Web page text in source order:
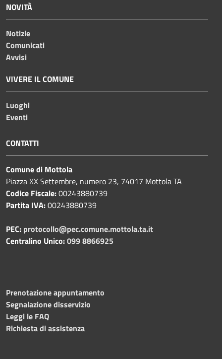
NOVITÀ
Notizie
Comunicati
Avvisi
VIVERE IL COMUNE
Luoghi
Eventi
CONTATTI
Comune di Mottola
Piazza XX Settembre, numero 23, 74017 Mottola TA
Codice Fiscale:00243880739
Partita IVA:00243880739
PEC: protocollo@pec.comune.mottola.ta.it
Centralino Unico:099 8866925
Prenotazione appuntamento
Segnalazione disservizio
Leggi le FAQ
Richiesta di assistenza